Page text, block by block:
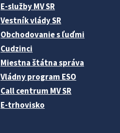
E-služby MV SR
Vestník vlády SR
Obchodovanie s ľuďmi
Cudzinci
Miestna štátna správa
Vládny program ESO
Call centrum MV SR
E-trhovisko